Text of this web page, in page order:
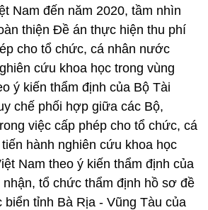
Nam đến năm 2020, tầm nhìn
thiện Đề án thực hiện thu phí
cho tổ chức, cá nhân nước
cứu khoa học trong vùng
ý kiến thẩm định của Bộ Tài
chế phối hợp giữa các Bộ,
việc cấp phép cho tổ chức, cá
hành nghiên cứu khoa học
Nam theo ý kiến thẩm định của
tổ chức thẩm định hồ sơ đề
biển tỉnh Bà Rịa - Vũng Tàu của